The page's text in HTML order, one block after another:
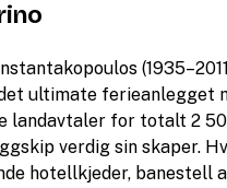
ultimate ferieanlegget
landavtaler for totalt 2
verdig sin skaper.
hotellkjeder, banestell